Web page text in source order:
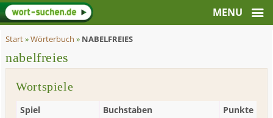
Start»Wörterbuch » NABELFREIES
nabelfreies
Wortspiele
Spiel Buchstaben
Punkte